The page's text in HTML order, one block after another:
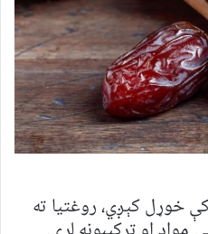
خوړل کېږي، روغتیا ته